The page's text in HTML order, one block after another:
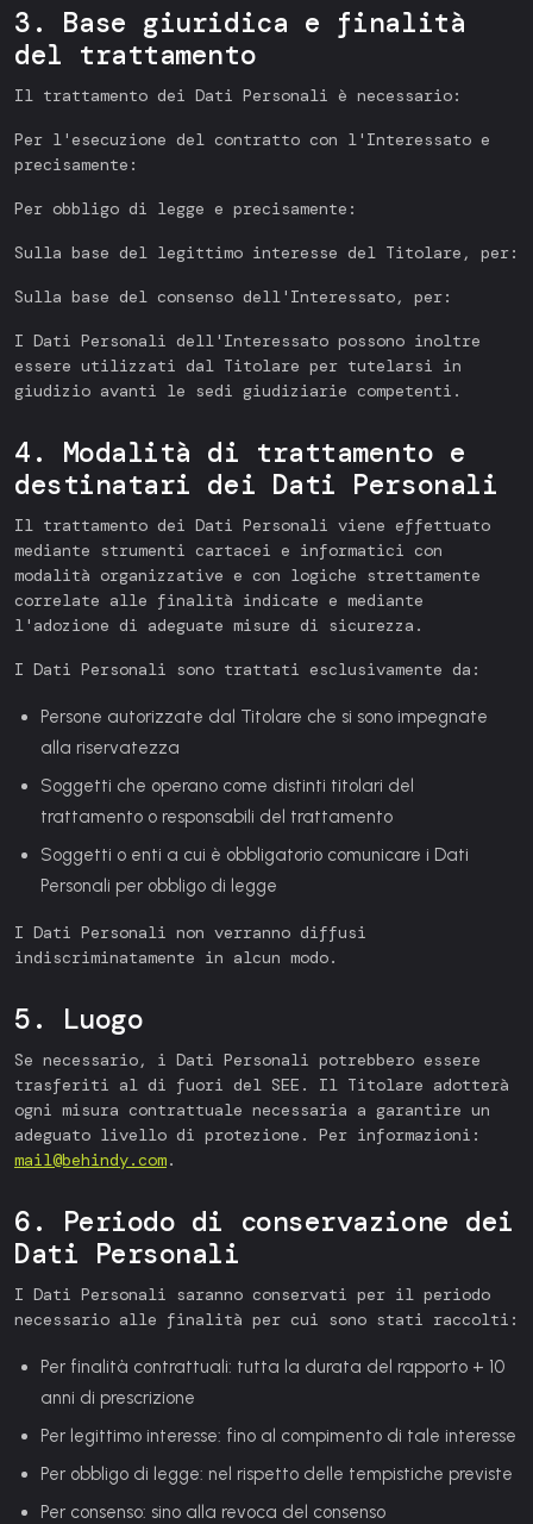
3. Base giuridica e finalità
del trattamento
Il trattamento dei Dati Personali è necessario:
Per l'esecuzione del contratto con l'Interessato e
precisamente:
Per obbligo di legge e precisamente:
Sulla base del legittimo interesse del Titolare, per:
Sulla base del consenso dell'Interessato, per:
I Dati Personali dell'Interessato possono inoltre
essere utilizzati dal Titolare per tutelarsi in
giudizio avanti le sedi giudiziarie competenti.
4. Modalità di trattamento e
destinatari dei Dati Personali
Il trattamento dei Dati Personali viene effettuato
mediante strumenti cartacei e informatici con
modalità organizzative e con logiche strettamente
correlate alle finalità indicate e mediante
l'adozione di adeguate misure di sicurezza.
I Dati Personali sono trattati esclusivamente da:
Persone autorizzate dal Titolare che si sono impegnate
alla riservatezza
Soggetti che operano come distinti titolari del
trattamento o responsabili del trattamento
Soggetti o enti a cui è obbligatorio comunicare i Dati
Personali per obbligo di legge
I Dati Personali non verranno diffusi
indiscriminatamente in alcun modo.
5. Luogo
Se necessario, i Dati Personali potrebbero essere
trasferiti al di fuori del SEE. Il Titolare adotterà
ogni misura contrattuale necessaria a garantire un
adeguato livello di protezione. Per informazioni:
mail@behindy.com.
6. Periodo di conservazione dei
Dati Personali
I Dati Personali saranno conservati per il periodo
necessario alle finalità per cui sono stati raccolti:
Per finalità contrattuali: tutta la durata del rapporto + 10
anni di prescrizione
Per legittimo interesse: fino al compimento di tale interesse
Per obbligo di legge: nel rispetto delle tempistiche previste
Per consenso: sino alla revoca del consenso